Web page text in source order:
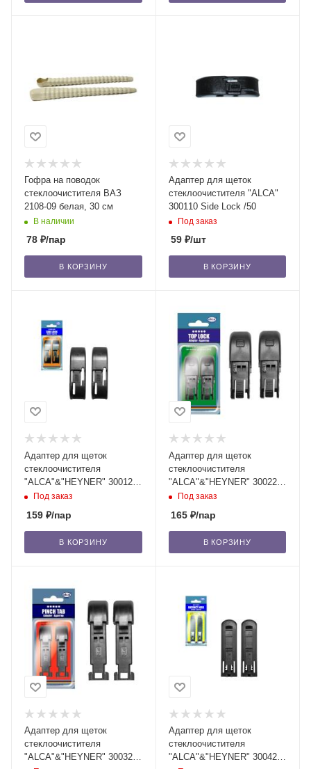
Гофра на поводок
стеклоочистителя ВАЗ
2108-09 белая, 30 см
В наличии
78 ₽/пар
В КОРЗИНУ
Адаптер для щеток
стеклоочистителя "ALCA"
300110 Side Lock /50
Под заказ
59₽/шт
В КОРЗИНУ
Адаптер для щеток
стеклоочистителя
"ALCA"&"HEYNER" 300120
Side Lock, в блистере (2
Под заказ
159 ₽/пар
В КОРЗИНУ
Адаптер для щеток
стеклоочистителя
"ALCA"&"HEYNER" 300220
Top Lock, в блистере (2 шт.)
Под заказ
165₽/пар
В КОРЗИНУ
Адаптер для щеток
стеклоочистителя
"ALCA"&"HEYNER" 300320
Адаптер для щеток
стеклоочистителя
"ALCA"&"HEYNER" 300420